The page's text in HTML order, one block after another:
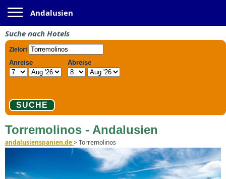
Andalusien
Suche nach Hotels
Torremolinos - Andalusien
andalusienspanien.de>Torremolinos